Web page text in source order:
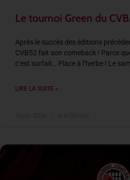
Le tournoi Green du
Après le succès des éditions
CVB52 fait son comeback ! Parce
c’est surfait… Place à l’herbe ! Le
LIRE LA SUITE »